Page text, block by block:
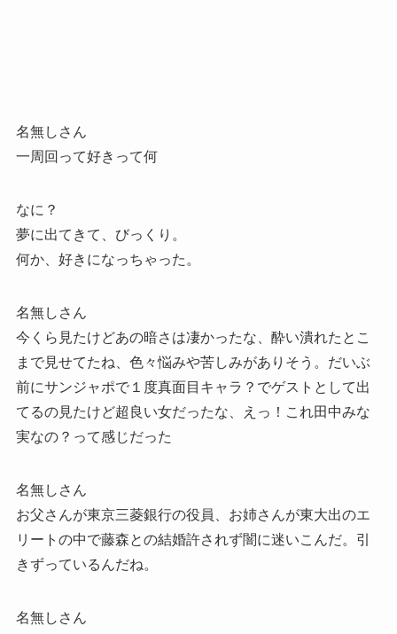
名無しさん
一周回って好きって何
なに？
夢に出てきて、びっくり。
何か、好きになっちゃった。
名無しさん
今くら見たけどあの暗さは凄かったな、酔い潰れたとこ
まで見せてたね、色々悩みや苦しみがありそう。だいぶ
前にサンジャポで１度真面目キャラ？でゲストとして出
てるの見たけど超良い女だったな、えっ！これ田中みな
実なの？って感じだった
名無しさん
お父さんが東京三菱銀行の役員、お姉さんが東大出のエ
リートの中で藤森との結婚許されず闇に迷いこんだ。引
きずっているんだね。
名無しさん